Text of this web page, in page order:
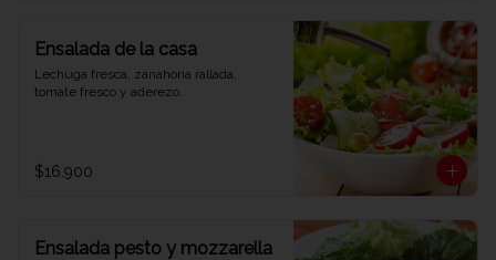
Ensalada de la casa
Lechuga fresca, zanahoria rallada,
tomate fresco y aderezo.
$16.900
Ensalada pesto y mozzarella